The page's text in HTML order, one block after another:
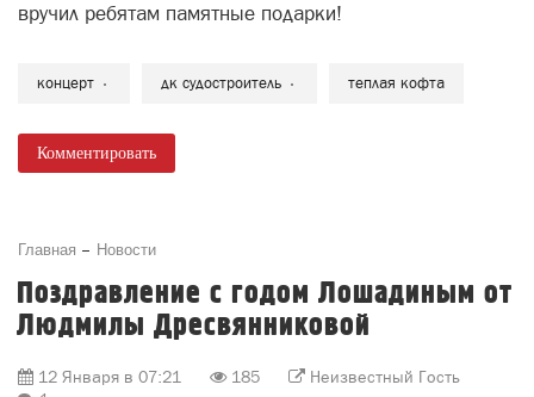
вручил ребятам памятные подарки!
концерт дк судостроитель теплая кофта
Комментировать
Главная Новости
Поздравление с годом Лошадиным от
Людмилы Дресвянниковой
12 Января в 07:21 185
Неизвестный Гость